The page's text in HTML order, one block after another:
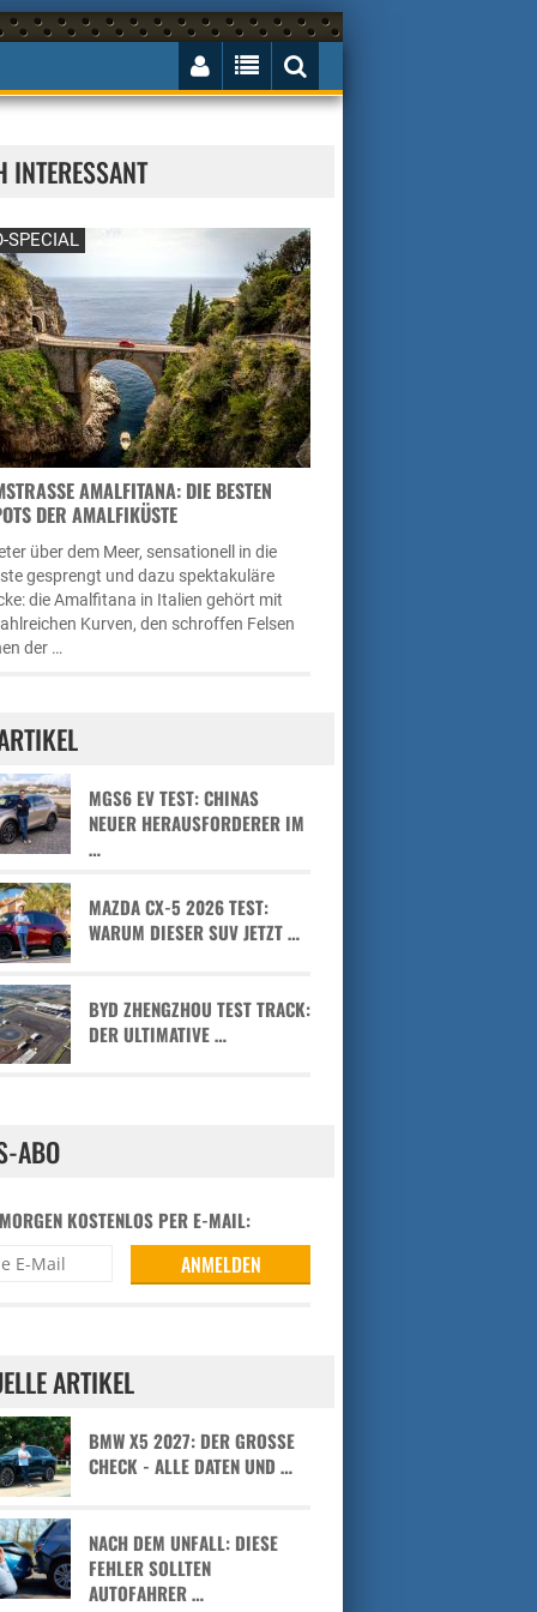
INTERESSANT
SPECIAL
AMALFITANA: DIE BESTEN H
DER AMALFIKÜSTE
über dem Meer, sensationell in die
gesprengt und dazu spektakuläre
die Amalfitana in Italien gehört mit
Kurven, den schroffen Felsen
der …
MGS6 EV TEST: CHINAS
NEUER HERAUSFORDERER IM
…
MAZDA CX-5 2026 TEST:
WARUM DIESER SUV JETZT …
BYD ZHENGZHOU TEST TRACK:
DER ULTIMATIVE …
ABO
KOSTENLOS PER E-MAIL:
ARTIKEL
BMW X5 2027: DER GROSSE C
HECK - ALLE DATEN UND …
NACH DEM UNFALL: DIESE
FEHLER SOLLTEN
AUTOFAHRER …